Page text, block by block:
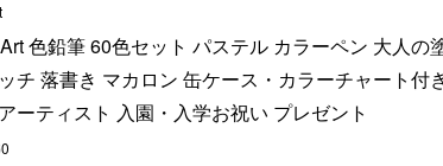
色鉛筆 60色セット パステル カラーペン 大人の
チ 落書き マカロン 缶ケース・カラーチャート付
ーティスト 入園・入学お祝い プレゼント